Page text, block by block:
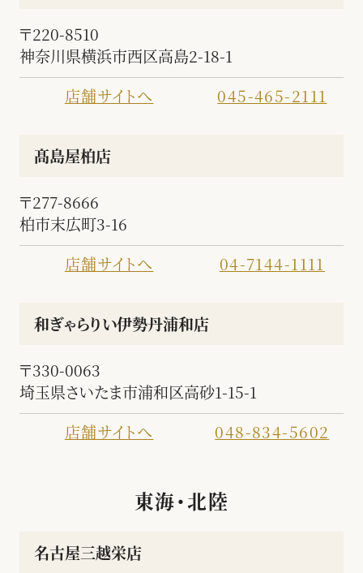
〒220-8510
神奈川県横浜市西区高島2-18-1
店舗サイトへ
045-465-2111
髙島屋柏店
〒277-8666
柏市末広町3-16
店舗サイトへ
04-7144-1111
和ぎゃらりい伊勢丹浦和店
〒330-0063
埼玉県さいたま市浦和区高砂1-15-1
店舗サイトへ
048-834-5602
東海・北陸
名古屋三越栄店